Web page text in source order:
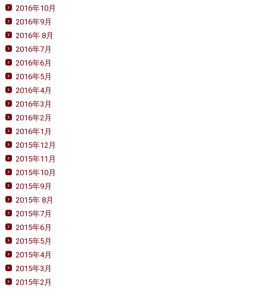
2016年10月
2016年9月
2016年 8月
2016年7月
2016年6月
2016年5月
2016年4月
2016年3月
2016年2月
2016年1月
2015年12月
2015年11月
2015年10月
2015年9月
2015年 8月
2015年7月
2015年6月
2015年5月
2015年4月
2015年3月
2015年2月